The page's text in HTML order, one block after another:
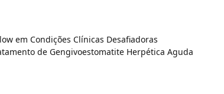
em Condições Clínicas Desafiadoras
de Gengivoestomatite Herpética Aguda